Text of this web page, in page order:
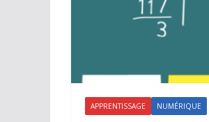
APPRENTISSAGE NUMÉRIQUE